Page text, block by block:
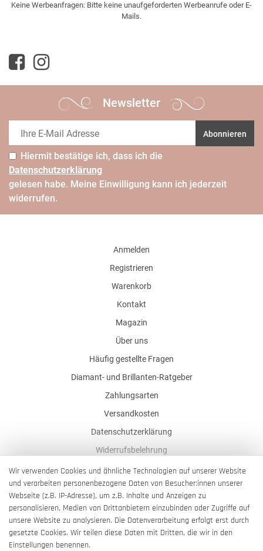
Keine Werbeanfragen: Bitte keine unaufgeforderten Werbeanrufe oder E-
Mails.
Newsletter
Abonnieren
Hiermit bestätige ich, dass ich die
Daten­schutz­erklärung
gelesen habe. Meine Einwilligung kann ich jederzeit
widerrufen.
Anmelden
Registrieren
Warenkorb
Kontakt
Magazin
Über uns
Häufig gestellte Fragen
Diamant- und Brillanten-Ratgeber
Zahlungsarten
Versandkosten
Datenschutzerklärung
Widerrufsbelehrung
AGB
Impressum
Barrierefreiheitserklärung
Wir verwenden Cookies und ähnliche Technologien auf unserer Website
und verarbeiten personenbezogene Daten von Besucher:innen unserer
Webseite (z.B. IP-Adresse), um z.B. Inhalte und Anzeigen zu
personalisieren, Medien von Drittanbietern einzubinden oder Zugriffe auf
unsere Website zu analysieren. Die Datenverarbeitung erfolgt erst durch
gesetzte Cookies. Wir teilen diese Daten mit Dritten, die wir in den
Einstellungen benennen.